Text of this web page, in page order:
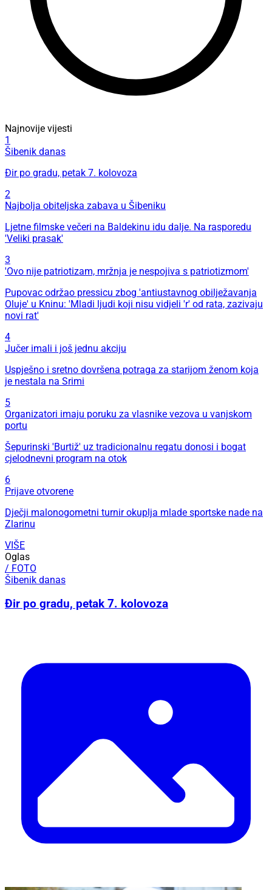
Najnovije vijesti
1
Šibenik danas
Đir po gradu, petak 7. kolovoza
2
Najbolja obiteljska zabava u Šibeniku
Ljetne filmske večeri na Baldekinu idu dalje. Na rasporedu
'Veliki prasak'
3
'Ovo nije patriotizam, mržnja je nespojiva s patriotizmom'
Pupovac održao pressicu zbog 'antiustavnog obilježavanja
Oluje' u Kninu: 'Mladi ljudi koji nisu vidjeli 'r' od rata, zazivaju
novi rat'
4
Jučer imali i još jednu akciju
Uspješno i sretno dovršena potraga za starijom ženom koja
je nestala na Srimi
5
Organizatori imaju poruku za vlasnike vezova u vanjskom
portu
Šepurinski 'Burtiž' uz tradicionalnu regatu donosi i bogat
cjelodnevni program na otok
6
Prijave otvorene
Dječji malonogometni turnir okuplja mlade sportske nade na
Zlarinu
VIŠE
Oglas
/ FOTO
Šibenik danas
Đir po gradu, petak 7. kolovoza